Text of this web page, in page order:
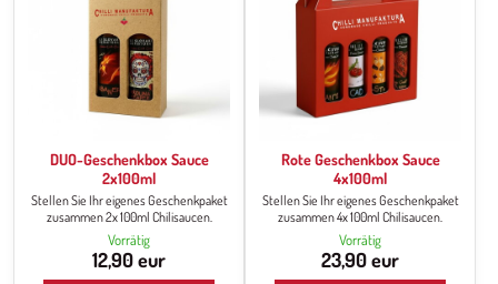
DUO-Geschenkbox Sauce
2x100ml
Stellen Sie Ihr eigenes Geschenkpaket
zusammen 2x 100ml Chilisaucen.
Vorrätig
12,90 eur
Rote Geschenkbox Sauce
4x100ml
Stellen Sie Ihr eigenes Geschenkpaket
zusammen 4x 100ml Chilisaucen.
Vorrätig
23,90 eur